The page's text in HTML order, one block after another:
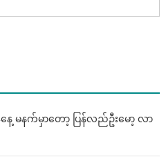
ေ့ မနက်မှာတော့ ပြန်လည်ဦးမော့ လာ